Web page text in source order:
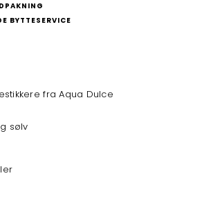
BYTTESERVICE
fra Aqua Dulce
sølv